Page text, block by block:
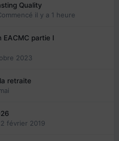
Quality
il y a 1 heure
EACMC partie I
2023
retraite
février 2019